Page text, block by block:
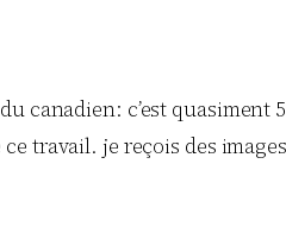
canadien: c’est quasiment
travail. je reçois des